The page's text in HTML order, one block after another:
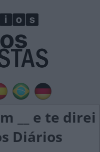
__ e te direi
Diários